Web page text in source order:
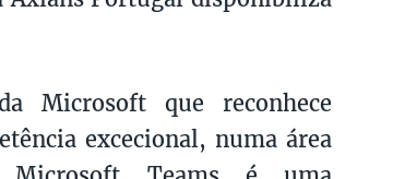
Microsoft que reconhece
excecional, numa área